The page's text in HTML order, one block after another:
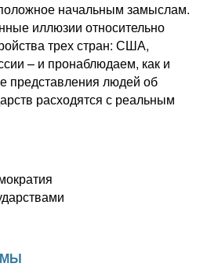
начальным замыслам.
иллюзии относительно
трех стран: США,
– и пронаблюдаем, как и
представления людей об
расходятся с реальным